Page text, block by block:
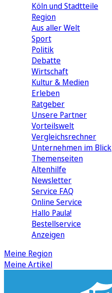
Köln und Stadtteile
Region
Aus aller Welt
Sport
Politik
Debatte
Wirtschaft
Kultur & Medien
Erleben
Ratgeber
Unsere Partner
Vorteilswelt
Vergleichsrechner
Unternehmen im Blick
Themenseiten
Altenhilfe
Newsletter
Service FAQ
Online Service
Hallo Paula!
Bestellservice
Anzeigen
Meine Region
Meine Artikel